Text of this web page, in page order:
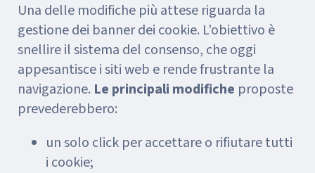
Una delle modifiche più attese riguarda la
gestione dei banner dei cookie. L'obiettivo è
snellire il sistema del consenso, che oggi
appesantisce i siti web e rende frustrante la
navigazione. Le principali modifiche proposte
prevederebbero:
un solo click per accettare o rifiutare tutti
i cookie;